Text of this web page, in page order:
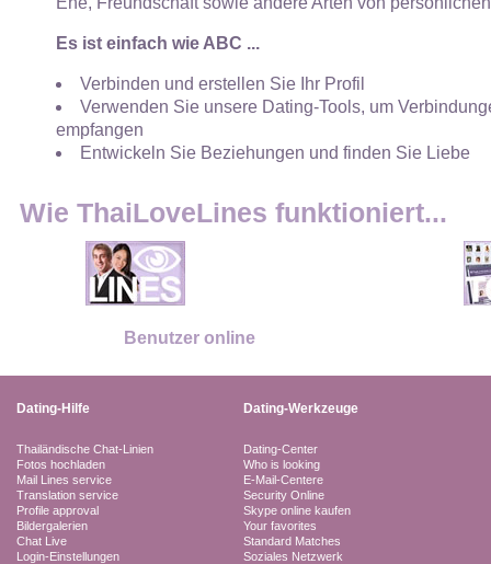
Es ist einfach wie ABC ...
Verbinden und erstellen Sie Ihr Profil
Verwenden Sie unsere Dating-Tools, um
empfangen
Entwickeln Sie Beziehungen und finden Sie Liebe
Wie ThaiLoveLines funktioniert...
Benutzer online
Dating-Hilfe Dating-Werkzeuge
Thailändische Chat-Linien
Fotos hochladen
Mail Lines service
Translation service
Profile approval
Bildergalerien
Chat Live
Login-Einstellungen
Dating-Center
Who is looking
E-Mail-Centere
Security Online
Skype online kaufen
Your favorites
Standard Matches
Soziales Netzwerk